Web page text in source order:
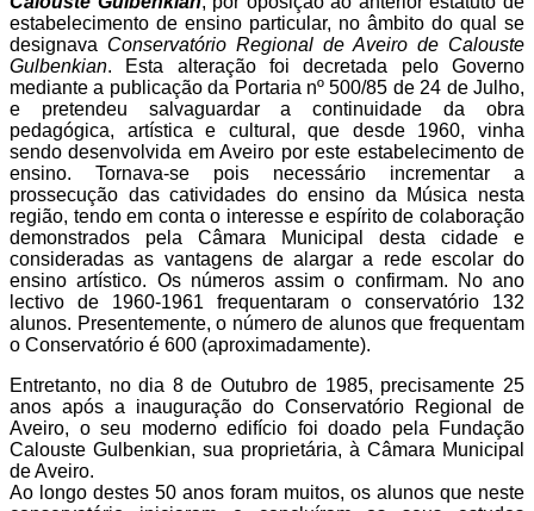
estabelecimento de ensino particular, no âmbito do qual se
designava Conservatório Regional de Aveiro de Calouste
Gulbenkian. Esta alteração foi decretada pelo Governo
mediante a publicação da Portaria nº 500/85 de 24 de Julho,
e pretendeu salvaguardar a continuidade da obra
pedagógica, artística e cultural, que desde 1960, vinha
sendo desenvolvida em Aveiro por este estabelecimento de
ensino. Tornava-se pois necessário incrementar a
prossecução das catividades do ensino da Música nesta
região, tendo em conta o interesse e espírito de colaboração
demonstrados pela Câmara Municipal desta cidade e
consideradas as vantagens de alargar a rede escolar do
ensino artístico. Os números assim o confirmam. No ano
lectivo de 1960-1961 frequentaram o conservatório 132
alunos. Presentemente, o número de alunos que frequentam
o Conservatório é 600 (aproximadamente).
Entretanto, no dia 8 de Outubro de 1985, precisamente 25
anos após a inauguração do Conservatório Regional de
Aveiro, o seu moderno edifício foi doado pela Fundação
Calouste Gulbenkian, sua proprietária, à Câmara Municipal
de Aveiro.
Ao longo destes 50 anos foram muitos, os alunos que neste